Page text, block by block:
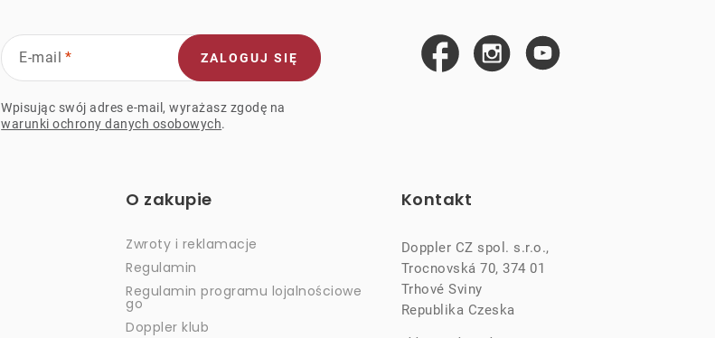
E-mail
Wpisując swój adres e-mail, wyrażasz zgodę na
warunki ochrony danych osobowych.
ZALOGUJ SIĘ
O zakupie
Zwroty i reklamacje
Regulamin
Regulamin programu lojalnościowe
go
Doppler klub
Kontakt
Doppler CZ spol. s.r.o.,
Trocnovská 70, 374 01
Trhové Sviny
Republika Czeska